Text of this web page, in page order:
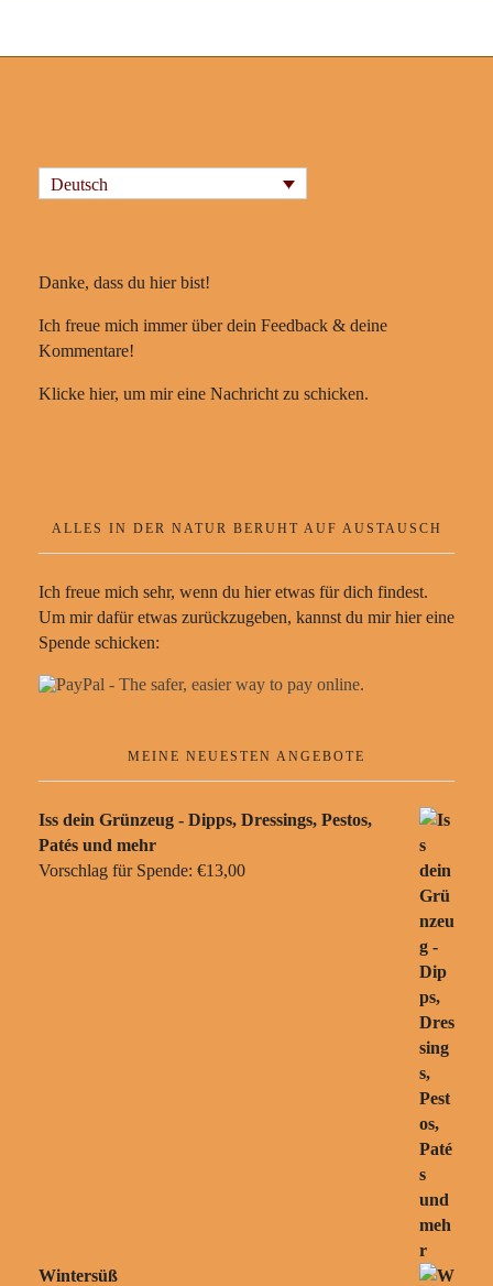
Deutsch
Danke, dass du hier bist!
Ich freue mich immer über dein Feedback & deine
Kommentare!
Klicke hier, um mir eine Nachricht zu schicken.
ALLES IN DER NATUR BERUHT AUF AUSTAUSCH
Ich freue mich sehr, wenn du hier etwas für dich findest.
Um mir dafür etwas zurückzugeben, kannst du mir hier eine
Spende schicken:
MEINE NEUESTEN ANGEBOTE
Iss dein Grünzeug - Dipps, Dressings, Pestos,
Patés und mehr
Vorschlag für Spende: €13,00
Wintersüß